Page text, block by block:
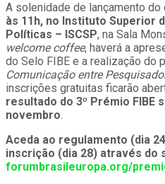
A solenidade de lançamento do
às 11h, no Instituto Superior
Políticas – ISCSP, na Sala
welcome coffee, haverá a
do Selo FIBE e a realização do
Comunicação entre
inscrições gratuitas ficarão
resultado do 3º Prémio FIBE
novembro.
Aceda ao regulamento (dia
inscrição (dia 28) através do
forumbrasileuropa.org/